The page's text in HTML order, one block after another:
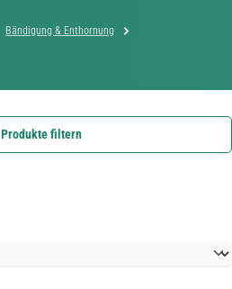
Bändigung & Enthornung
Produkte filtern